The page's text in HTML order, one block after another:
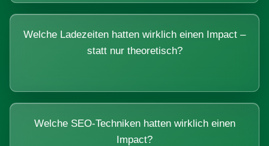
Welche Ladezeiten hatten wirklich einen Impact –
statt nur theoretisch?
Welche SEO-Techniken hatten wirklich einen
Impact?